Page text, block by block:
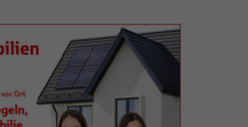
Speichern und weiter
Zurück